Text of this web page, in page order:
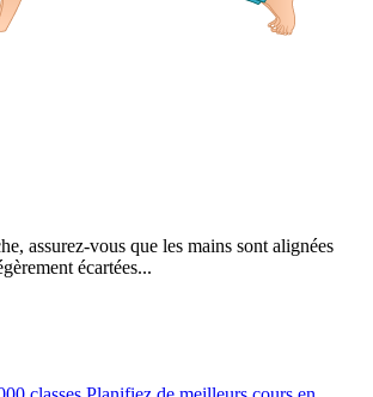
assurez-vous que les mains sont alignées
écartées...